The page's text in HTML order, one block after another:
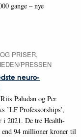
gange – nye
PRISER,
PRESSEN
neuro-
Paludan og Per
’LF Professorships’,
i 2021. De tre Health-
end 94 millioner kroner til